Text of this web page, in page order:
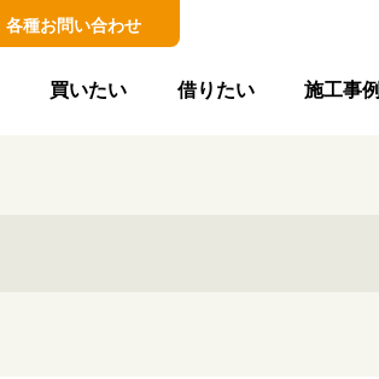
各種お問い合わせ
買いたい 借りたい 施工事例